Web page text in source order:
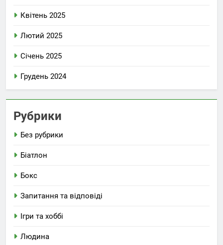
Квітень 2025
Лютий 2025
Січень 2025
Грудень 2024
Рубрики
Без рубрики
Біатлон
Бокс
Запитання та відповіді
Ігри та хоббі
Людина